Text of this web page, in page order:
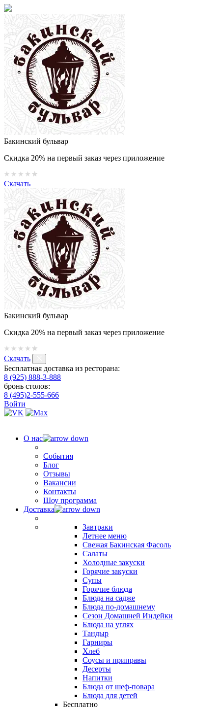
Бакинский бульвар
Скидка 20% на первый заказ через приложение
Скачать
Бакинский бульвар
Скидка 20% на первый заказ через приложение
Скачать
Бесплатная доставка из ресторана:
8 (925) 888-3-888
бронь столов:
8 (495)2-555-666
Войти
О нас
События
Блог
Отзывы
Вакансии
Контакты
Шоу программа
Доставка
Завтраки
Летнее меню
Свежая Бакинская Фасоль
Салаты
Холодные закуски
Горячие закуски
Супы
Горячие блюда
Блюда на садже
Блюда по-домашнему
Сезон Домашней Индейки
Блюда на углях
Тандыр
Гарниры
Хлеб
Соусы и приправы
Десерты
Напитки
Блюда от шеф-повара
Блюда для детей
Бесплатно